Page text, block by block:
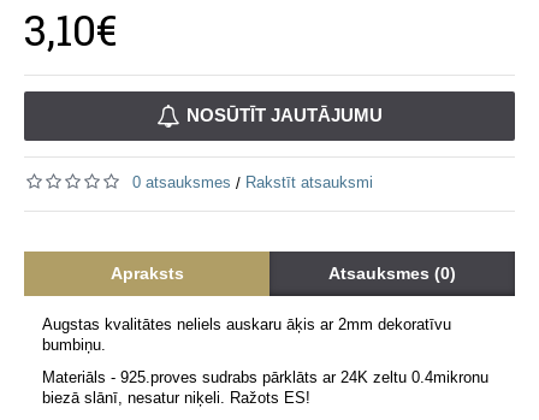
3,10€
NOSŪTĪT JAUTĀJUMU
0 atsauksmes / Rakstīt atsauksmi
Apraksts Atsauksmes (0)
Augstas kvalitātes neliels auskaru āķis ar 2mm dekoratīvu
bumbiņu.
Materiāls - 925.proves sudrabs pārklāts ar 24K zeltu 0.4mikronu
biezā slānī, nesatur niķeli. Ražots ES!